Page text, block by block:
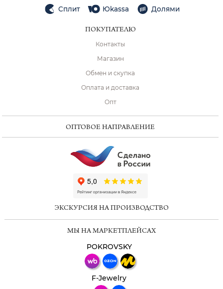
Сплит Юkassa Долями
ПОКУПАТЕЛЮ
Контакты
Магазин
Обмен и скупка
Оплата и доставка
Опт
ОПТОВОЕ НАПРАВЛЕНИЕ
ЭКСКУРСИЯ НА ПРОИЗВОДСТВО
МЫ НА МАРКЕТПЛЕЙСАХ
POKROVSKY
F-Jewelry